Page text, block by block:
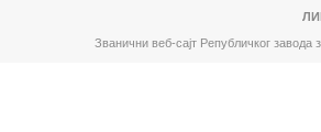
Званични веб-сајт Републичког